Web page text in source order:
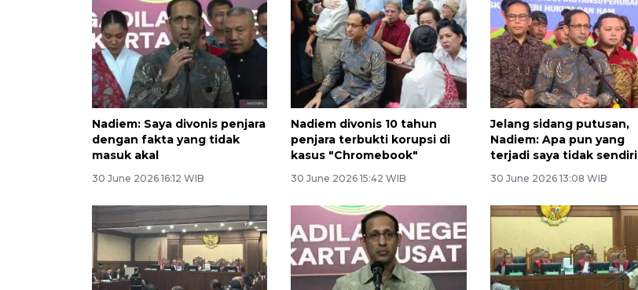
Nadiem: Saya divonis penjara
dengan fakta yang tidak
masuk akal
30 June 2026 16:12 WIB
Nadiem divonis 10 tahun
penjara terbukti korupsi di
kasus "Chromebook"
30 June 2026 15:42 WIB
Jelang sidang putusan,
Nadiem: Apa pun yang
terjadi saya tidak sendiri
30 June 2026 13:08 WIB